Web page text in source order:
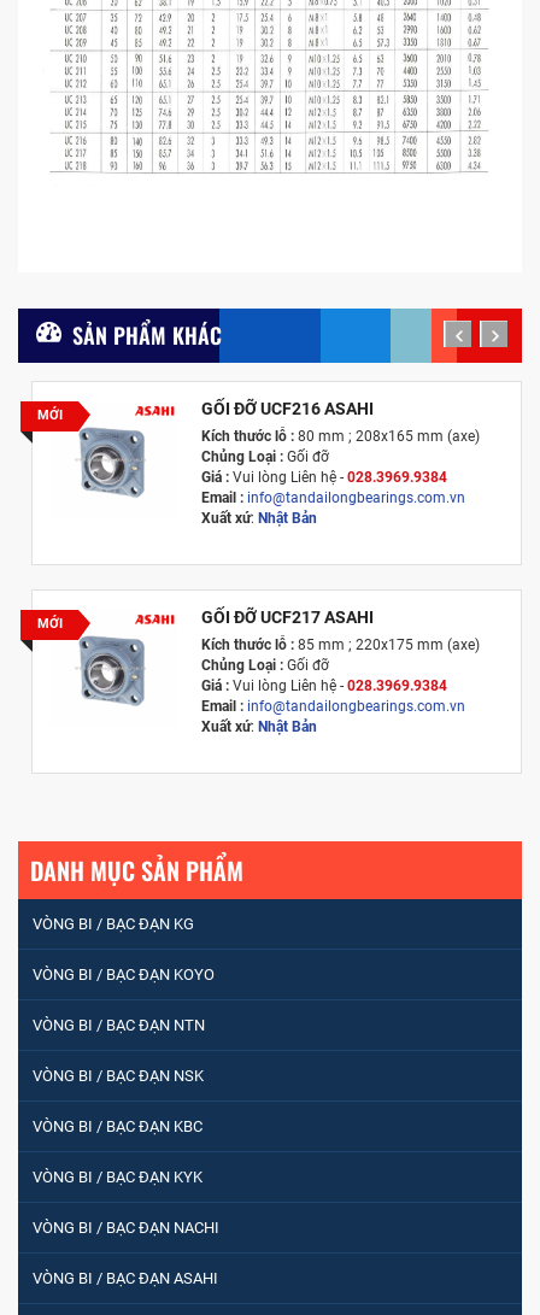
SẢN PHẨM KHÁC
MỚI GỐI ĐỠ UCF216 ASAHI
Kích thước lỗ : 80 mm ; 208x165 mm (axe)
Chủng Loại : Gối đỡ
Giá :Vui lòng Liên hệ - 028.3969.9384
Email : info@tandailongbearings.com.vn
Xuất xứ: Nhật Bản
MỚI GỐI ĐỠ UCF217 ASAHI
Kích thước lỗ : 85 mm ; 220x175 mm (axe)
Chủng Loại : Gối đỡ
Giá :Vui lòng Liên hệ - 028.3969.9384
Email : info@tandailongbearings.com.vn
Xuất xứ: Nhật Bản
prev next
DANH MỤC SẢN PHẨM
VÒNG BI / BẠC ĐẠN KG
VÒNG BI / BẠC ĐẠN KOYO
VÒNG BI / BẠC ĐẠN NTN
VÒNG BI / BẠC ĐẠN NSK
VÒNG BI / BẠC ĐẠN KBC
VÒNG BI / BẠC ĐẠN KYK
VÒNG BI / BẠC ĐẠN NACHI
VÒNG BI / BẠC ĐẠN ASAHI